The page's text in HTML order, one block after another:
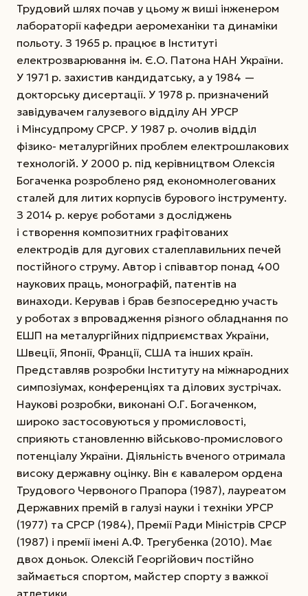
Трудовий шлях почав у цьому ж виші інженером
лабораторії кафедри аеромеханіки та динаміки
польоту. З 1965 р. працює в Інституті
електрозварювання ім. Є.О. Патона НАН України.
У 1971 р. захистив кандидатську, а у 1984 —
докторську дисертації. У 1978 р. призначений
завідувачем галузевого відділу АН УРСР
і Мінсудпрому СРСР. У 1987 р. очолив відділ
фізико- металургійних проблем електрошлакових
технологій. У 2000 р. під керівництвом Олексія
Богаченка розроблено ряд економнолегованих
сталей для литих корпусів бурового інструменту.
З 2014 р. керує роботами з досліджень
і створення композитних графітованих
електродів для дугових сталеплавильних печей
постійного струму. Автор і співавтор понад 400
наукових праць, монографій, патентів на
винаходи. Керував і брав безпосередню участь
у роботах з впровадження різного обладнання по
ЕШП на металургійних підприємствах України,
Швеції, Японії, Франції, США та інших країн.
Представляв розробки Інституту на міжнародних
симпозіумах, конференціях та ділових зустрічах.
Наукові розробки, виконані О.Г. Бога­ченком,
широко застосовуються у промисловості,
сприяють становленню військово-промислового
потенціалу України. Діяльність вченого отримала
високу державну оцінку. Він є кавалером ордена
Трудового Червоного Прапора (1987), лауреатом
Державних премій в галузі науки і техніки УРСР
(1977) та СРСР (1984), Премії Ради Міністрів СРСР
(1987) і премії імені А.Ф. Трегубенка (2010). Має
двох доньок. Олексій Георгійович постійно
займається спортом, майстер спорту з важкої
атлетики.